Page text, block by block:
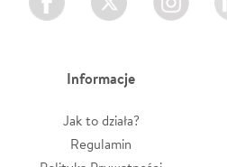
Informacje
Jak to działa?
Regulamin